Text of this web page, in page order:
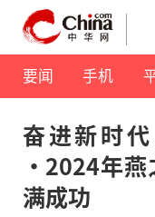
要闻 手机
奋进新时
·2024年燕
满成功